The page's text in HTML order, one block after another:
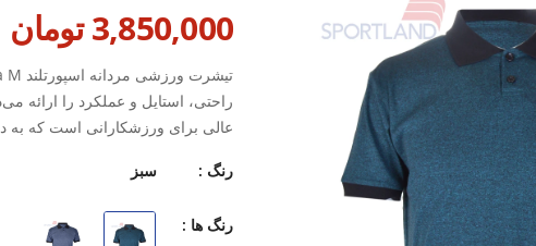
3,850,000 تومان
راحتی، استایل و عملکرد را ارائه
عالی برای ورزشکارانی است که به
ویژگی‌های منحصر به فرد:
سبکی و انعطاف: حرکت آزادانه
رنگ : سبز
رنگ ها :